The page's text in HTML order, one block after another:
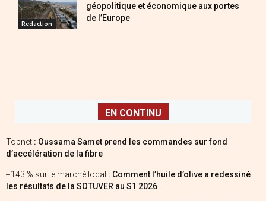
Redaction
géopolitique et économique aux portes
de l’Europe
EN CONTINU
Topnet : Oussama Samet prend les commandes sur fond
d’accélération de la fibre
+143 % sur le marché local : Comment l’huile d’olive a redessiné
les résultats de la SOTUVER au S1 2026